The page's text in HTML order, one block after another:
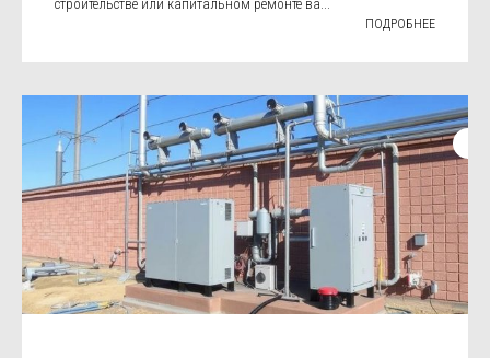
строительстве или капитальном ремонте ва...
ПОДРОБНЕЕ